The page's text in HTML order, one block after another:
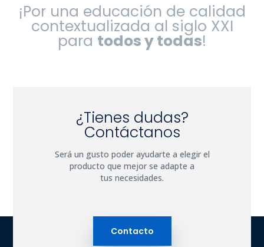
¡Por una educación de calidad
contextualizada al siglo XXI
para todos y todas!
¿Tienes dudas?
Contáctanos
Será un gusto poder ayudarte a elegir el
producto que mejor se adapte a
tus necesidades.
Contacto